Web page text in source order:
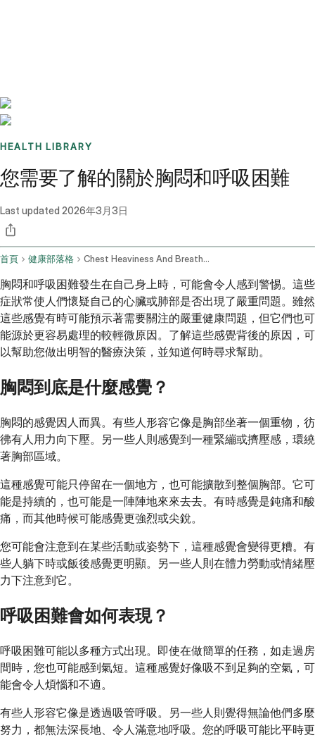
HEALTH LIBRARY
您需要了解的關於胸悶和呼吸困難
Last updated 2026年3月3日
首頁 健康部落格 Chest Heaviness And Breathing Difficulties Cardiovascular And Respiratory Concerns
胸悶和呼吸困難發生在自己身上時，可能會令人感到警惕。這些
症狀常使人們懷疑自己的心臟或肺部是否出現了嚴重問題。雖然
這些感覺有時可能預示著需要關注的嚴重健康問題，但它們也可
能源於更容易處理的較輕微原因。了解這些感覺背後的原因，可
以幫助您做出明智的醫療決策，並知道何時尋求幫助。
胸悶到底是什麼感覺？
胸悶的感覺因人而異。有些人形容它像是胸部坐著一個重物，彷
彿有人用力向下壓。另一些人則感覺到一種緊繃或擠壓感，環繞
著胸部區域。
這種感覺可能只停留在一個地方，也可能擴散到整個胸部。它可
能是持續的，也可能是一陣陣地來來去去。有時感覺是鈍痛和酸
痛，而其他時候可能感覺更強烈或尖銳。
您可能會注意到在某些活動或姿勢下，這種感覺會變得更糟。有
些人躺下時或飯後感覺更明顯。另一些人則在體力勞動或情緒壓
力下注意到它。
呼吸困難會如何表現？
呼吸困難可能以多種方式出現。即使在做簡單的任務，如走過房
間時，您也可能感到氣短。這種感覺好像吸不到足夠的空氣，可
能會令人煩惱和不適。
有些人形容它像是透過吸管呼吸。另一些人則覺得無論他們多麼
努力，都無法深長地、令人滿意地呼吸。您的呼吸可能比平時更